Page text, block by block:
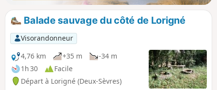
Balade sauvage du côté de Lorigné
Visorandonneur
4,76 km
+35 m
-34 m
1h 30
Facile
Départ à Lorigné (Deux-Sèvres)